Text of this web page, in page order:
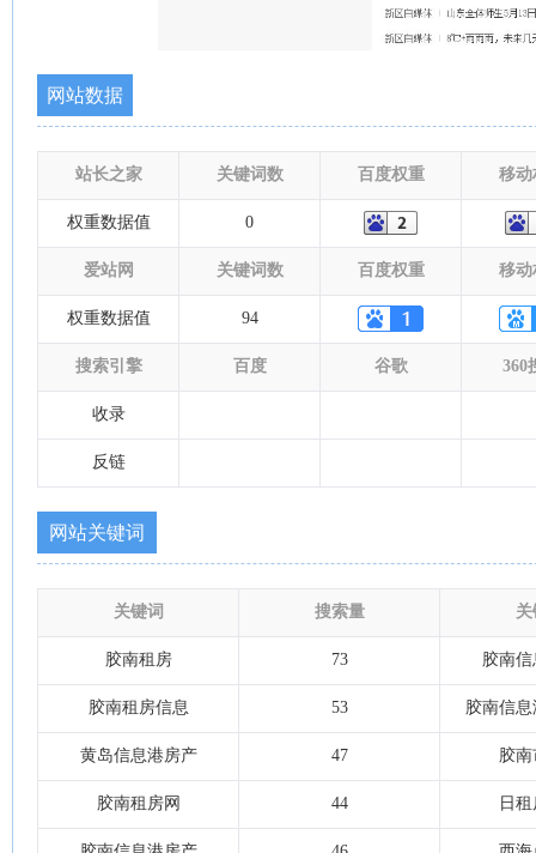
网站数据
站长之家 关键词数 百度权重 移动
权重数据值 0
爱站网 关键词数 百度权重 移动
权重数据值 94
搜索引擎 百度 谷歌 360
收录
反链
网站关键词
关键词 搜索量 关
胶南租房 73 胶南
胶南租房信息 53 胶南信
黄岛信息港房产 47 胶
胶南租房网 44 日